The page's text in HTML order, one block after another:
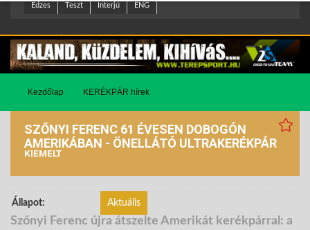
Edzes Teszt Interjú ENG
Kezdőlap KERÉKPÁR hírek
SZŐNYI FERENC 61 ÉVESEN DOBOGÓN
AMERIKÁBAN - ÖNELLÁTÓ ULTRAKERÉKPÁR
KIEMELT
Állapot: Aktuális
Szőnyi Ferenc újra átszelte Amerikát kerékpárral: a